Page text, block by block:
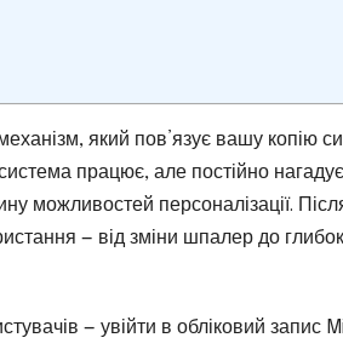
який пов’язує вашу копію
працює, але постійно
можливостей персоналізації.
— від зміни шпалер до
— увійти в обліковий